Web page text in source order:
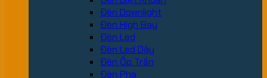
Đèn Downlight
Đèn High Bay
Đèn Led
Đèn Led Dây
Đèn Ốp Trần
Đèn Pha